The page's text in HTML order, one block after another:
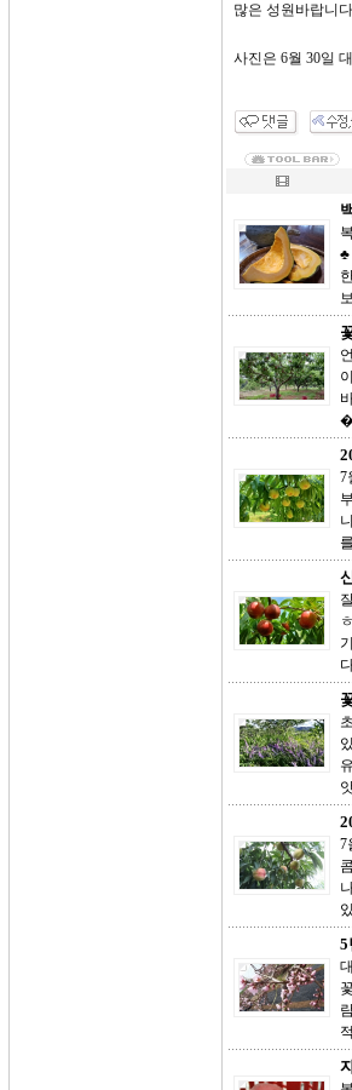
많은 성원바랍니
사진은 6월 30일
♣
7
7
5